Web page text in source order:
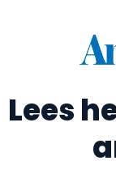
Lees